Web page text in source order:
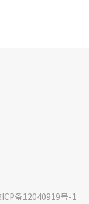
备12040919号-1